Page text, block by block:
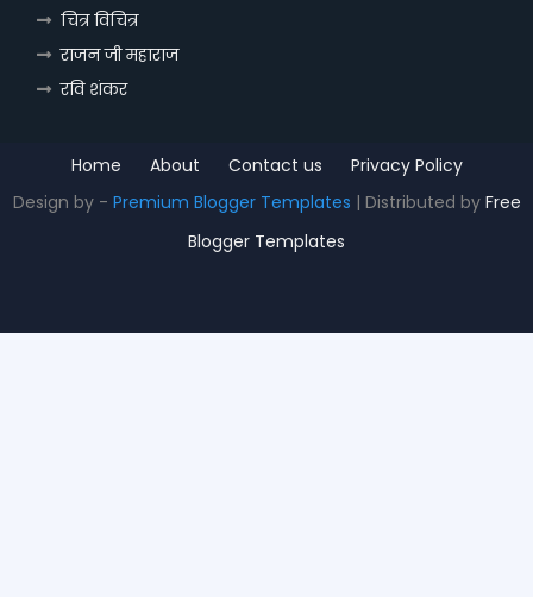
चित्र विचित्र
राजन जी महाराज
रवि शंकर
Home About Contact us
Privacy Policy
Design by - Premium Blogger Templates | Distributed by Free
Blogger Templates